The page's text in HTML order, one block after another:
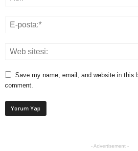
Save my name, email, and website in this
comment.
- Advertisement -